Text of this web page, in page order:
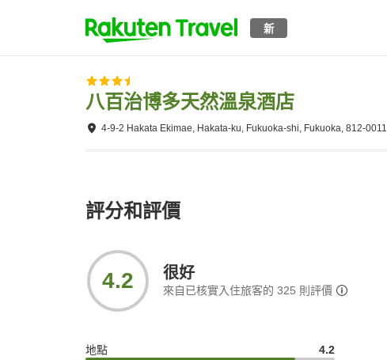
新
八百治博多天然溫泉酒店
4-9-2 Hakata Ekimae, Hakata-ku, Fukuoka-shi, Fukuoka, 812-0011
評分和評價
4.2 很好
來自已核實入住旅客的 325 則評價
地點 4.2